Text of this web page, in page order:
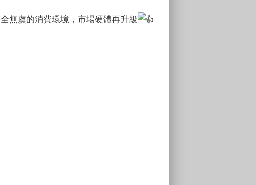
無虞的消費環境，市場硬體再升級